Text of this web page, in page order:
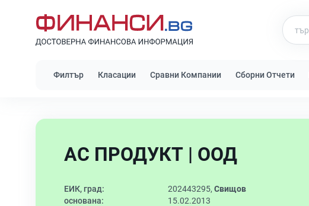
Филтър Класации Сравни Компании Сборни Отчети
АС ПРОДУКТ | ООД
ЕИК, град: 202443295, Свищов
основана:
15.02.2013